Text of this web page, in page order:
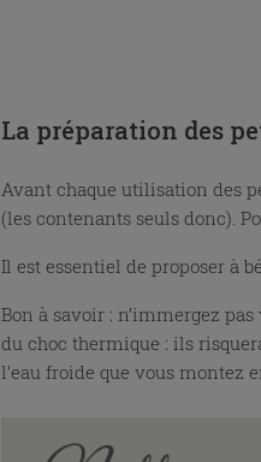
La préparation des
Avant chaque utilisation des
(les contenants seuls donc).
Il est essentiel de proposer à
Bon à savoir : n’immergez
du choc thermique : ils
l’eau froide que vous montez